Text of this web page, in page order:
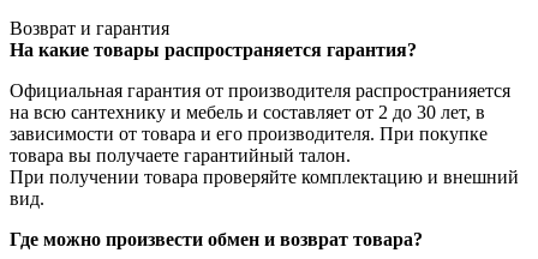
Возврат и гарантия
На какие товары распространяется гарантия?
Официальная гарантия от производителя распространияется
на всю сантехнику и мебель и составляет от 2 до 30 лет, в
зависимости от товара и его производителя. При покупке
товара вы получаете гарантийный талон.
При получении товара проверяйте комплектацию и внешний
вид.
Где можно произвести обмен и возврат товара?